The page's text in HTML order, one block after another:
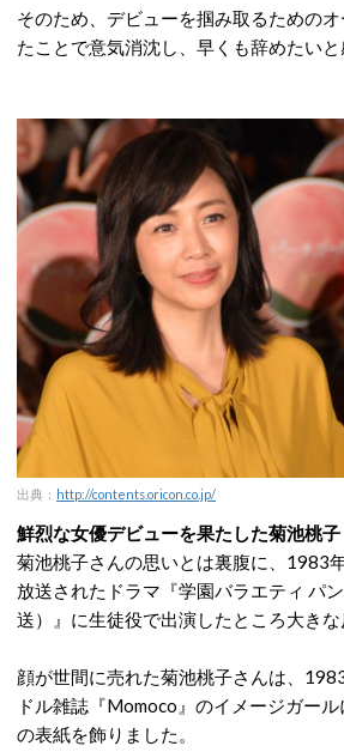
そのため、デビューを掴み取るための
たことで意気消沈し、早くも辞めたいと
出典： http://contents.oricon.co.jp/
鮮烈な女優デビューを果たした菊池桃子
菊池桃子さんの思いとは裏腹に、1983
放送されたドラマ『学園バラエティ パ
送）』に生徒役で出演したところ大きな
顔が世間に売れた菊池桃子さんは、
ドル雑誌『Momoco』のイメージガー
の表紙を飾りました。